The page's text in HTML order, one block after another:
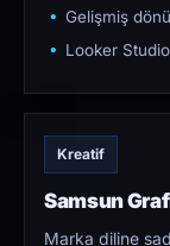
Gelişmiş
Looker
Kreatif
Samsun
Marka diline